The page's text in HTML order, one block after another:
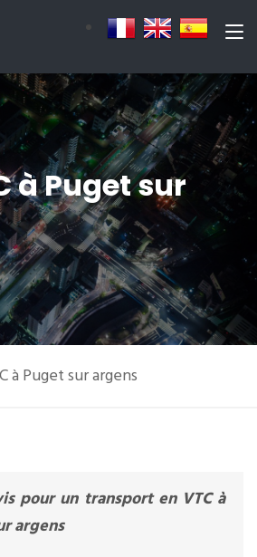
à Puget sur
à Puget sur argens
pour un transport en VTC à
argens